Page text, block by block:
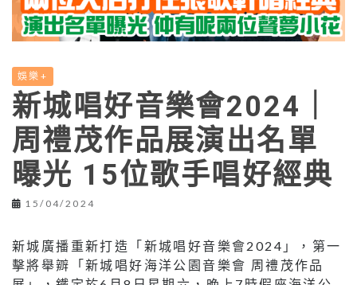
娛樂+
新城唱好音樂會2024｜
周禮茂作品展演出名單
曝光 15位歌手唱好經典
15/04/2024
新城廣播重新打造「新城唱好音樂會2024 」，第一
擊將舉辧「新城唱好海洋公園音樂會 周禮茂作品